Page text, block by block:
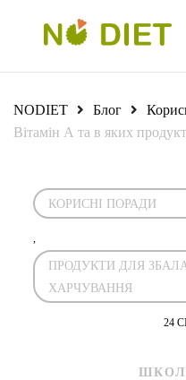
NODIET Блог
Вітамін А та в яких
КОРИСНІ ПОРАДИ
,
ПРОДУКТИ ДЛЯ
ХАРЧУВАННЯ
24